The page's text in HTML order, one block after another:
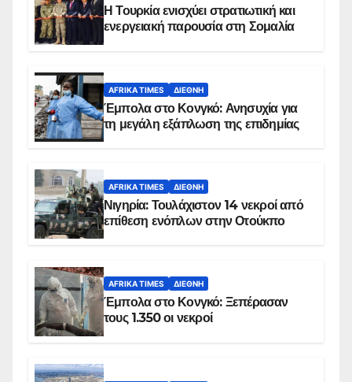
Η Τουρκία ενισχύει στρατιωτική και
ενεργειακή παρουσία στη Σομαλία
AFRIKA TIMES ΔΙΕΘΝΉ
Έμπολα στο Κονγκό: Ανησυχία για
τη μεγάλη εξάπλωση της επιδημίας
AFRIKA TIMES ΔΙΕΘΝΉ
Νιγηρία: Τουλάχιστον 14 νεκροί από
επίθεση ενόπλων στην Οτούκπο
AFRIKA TIMES ΔΙΕΘΝΉ
Έμπολα στο Κονγκό: Ξεπέρασαν
τους 1.350 οι νεκροί